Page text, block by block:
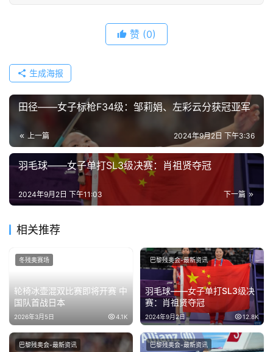
赞 (0)
生成海报
田径——女子标枪F34级：邹莉娟、左彩云分获冠亚军
上一篇 2024年9月2日 下午3:36
羽毛球——女子单打SL3级决赛：肖祖贤夺冠
下一篇
2024年9月2日 下午11:03
相关推荐
轮椅冰壶混双比赛即将开赛 中
国队首战日本
2026年3月5日 4.1K
冬残奥赛场
羽毛球——女子单打SL3级决
赛：肖祖贤夺冠
2024年9月2日 12.8K
巴黎残奥会-最新资讯
巴黎残奥会-最新资讯 巴黎残奥会-最新资讯